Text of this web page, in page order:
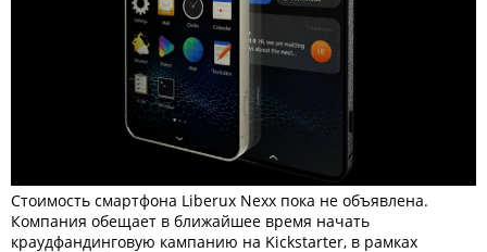
Стоимость смартфона Liberux Nexx пока не объявлена.
Компания обещает в ближайшее время начать
краудфандинговую кампанию на Kickstarter, в рамках